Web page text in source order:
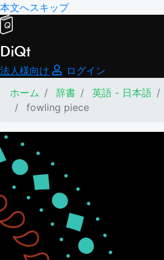
本文へスキップ
DiQt
法人様向け
ログイン
ホーム
辞書 英語 - 日本語
fowling piece